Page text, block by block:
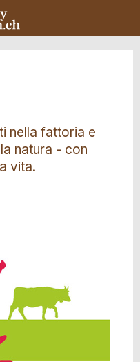
nella fattoria e
natura - con
vita.